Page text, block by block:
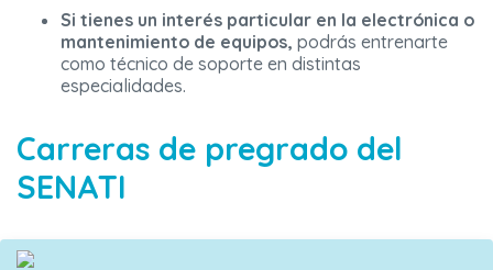
Si tienes un interés particular en la electrónica o
mantenimiento de equipos, podrás entrenarte
como técnico de soporte en distintas
especialidades.
Carreras de pregrado del
SENATI